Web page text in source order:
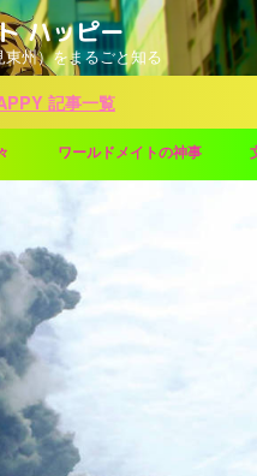
ハッピー
州）をまるごと知る
記事一覧
ワールドメイトの神事